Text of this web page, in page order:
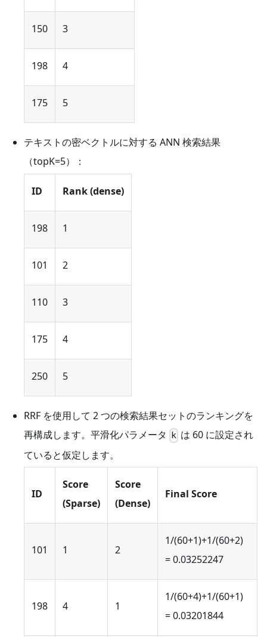
150 3
198 4
175 5
テキストの密ベクトルに対する ANN 検索結果
（topK=5）：
ID Rank (dense)
198 1
101 2
110 3
175 4
250 5
RRF を使用して 2 つの検索結果セットのランキングを
再構成します。平滑化パラメータ
k は 60 に設定され
ていると仮定します。
ID
Score
(Sparse)
Score
(Dense)
Final Score
101 1 2
1/(60+1)+1/(60+2)
= 0.03252247
198 4 1
1/(60+4)+1/(60+1)
= 0.03201844